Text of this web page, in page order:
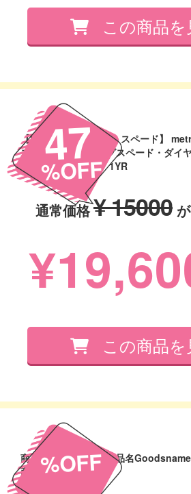
47
%OFF
【KATE SPADE/ケイトスペード】
ス加工レザーとビッグスペード・ダイ
ディス・ウオッチ。 1YR
通常価格¥ 15000 が
%OFF
商品名Goodsname商品名
商品名Goodsname